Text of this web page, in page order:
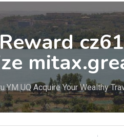
UQ Acquire Your Wealthy